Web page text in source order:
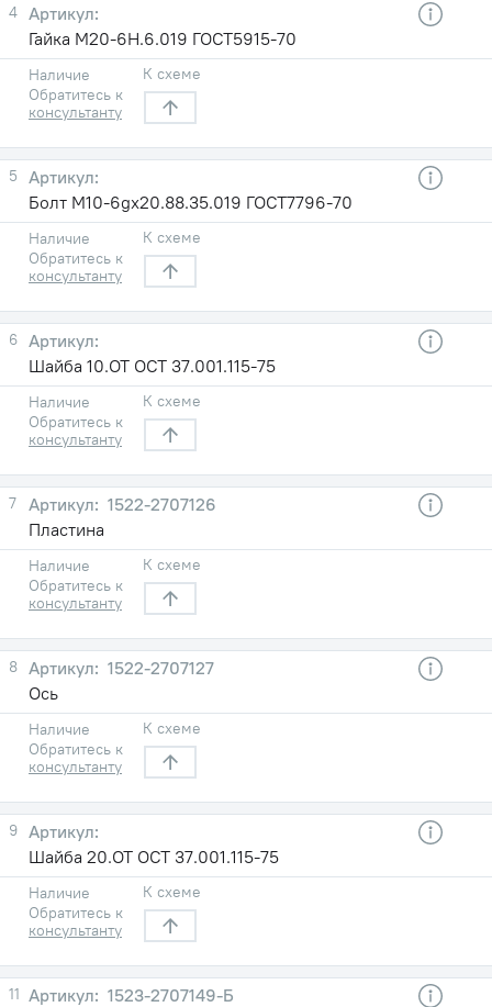
4
Гайка М20-6Н.6.019 ГОСТ5915-70
Наличие
Обратитесь к
консультанту
К схеме
5
Болт М10-6gх20.88.35.019 ГОСТ7796-70
Наличие
Обратитесь к
консультанту
К схеме
6
Шайба 10.ОТ ОСТ 37.001.115-75
Наличие
Обратитесь к
консультанту
К схеме
7
1522-2707126
Пластина
Наличие
Обратитесь к
консультанту
К схеме
8
1522-2707127
Ось
Наличие
Обратитесь к
консультанту
К схеме
9
Шайба 20.ОТ ОСТ 37.001.115-75
Наличие
Обратитесь к
консультанту
К схеме
11
1523-2707149-Б